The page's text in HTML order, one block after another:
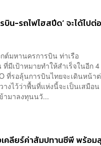
น-รถไฟไฮสปีด’ จะได้ไปต่อ
ต์มหานครการบิน ท่าเรือ
มีเป้าหมายทำให้สำเร็จในอีก 4
ที่รอลุ้นการบินไทยจะเดินหน้า
งไว้ว่าพื้นที่แห่งนี้จะเป็นเสมือน
ามาลงทุนนวั...
เคลียร์ค่าสัมปทานซีพี พร้อม